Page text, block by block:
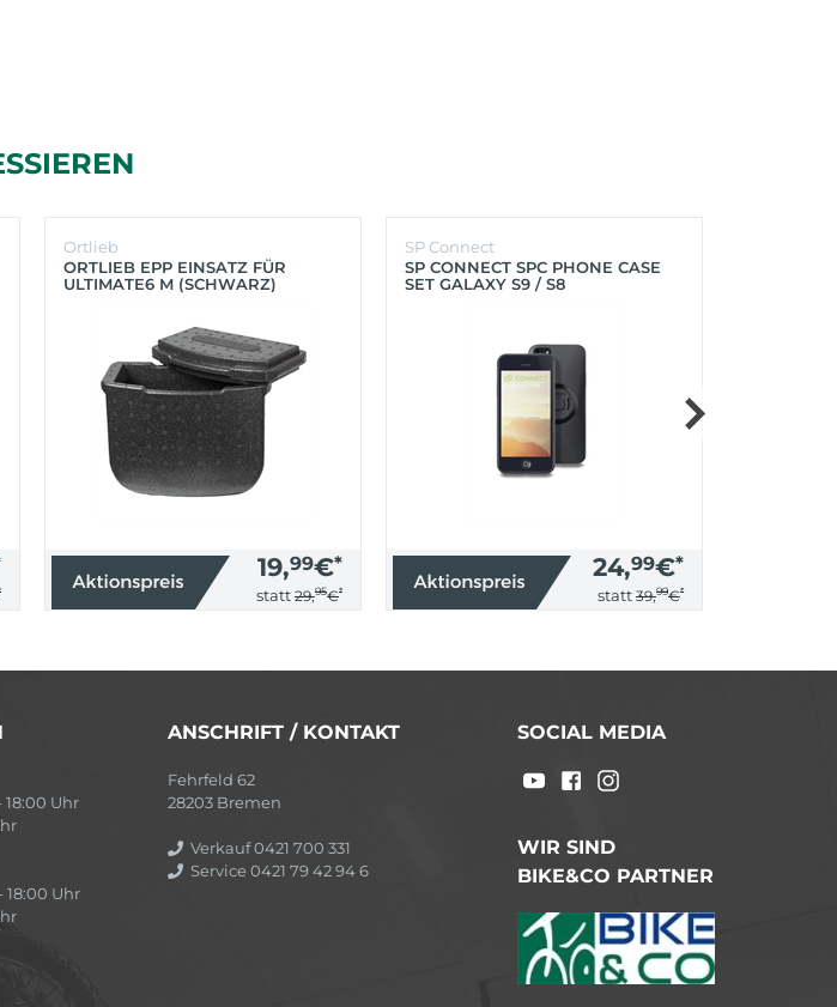
Ortlieb
ORTLIEB EPP EINSATZ FÜR
ULTIMATE6 M (SCHWARZ)
19,99€*
statt 29,95€*
SP Connect
SP CONNECT SPC PHONE CASE
SET GALAXY S9 / S8
24,99€*
statt 39,99€*
18:00 Uhr
18:00 Uhr
ANSCHRIFT / KONTAKT
Fehrfeld 62
28203 Bremen
Verkauf 0421 700 331
Service 0421 79 42 94 6
SOCIAL MEDIA
WIR SIND
BIKE&CO PARTNER